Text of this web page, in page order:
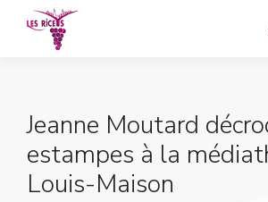
Jeanne Moutard
estampes à la
Louis-Maison